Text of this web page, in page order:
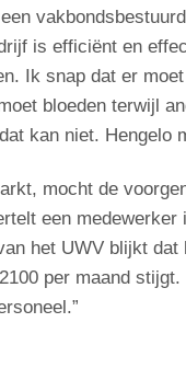
is efficiënt en
Ik snap dat er
bloeden terwijl
kan niet. Hengelo
mocht de
een medewerker
het UWV blijkt dat
per maand